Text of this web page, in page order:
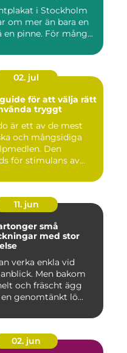
i Stockholm
om mer än bara en
en pinne. För mång...
02. jul
tryggt
är ett av de mest
och mångsidiga
Den
för stimulans av
11. jun
små
med stor
verka enkla vid
Men bakom
och fräscht ägg
genomtänkt lö...
02. jun